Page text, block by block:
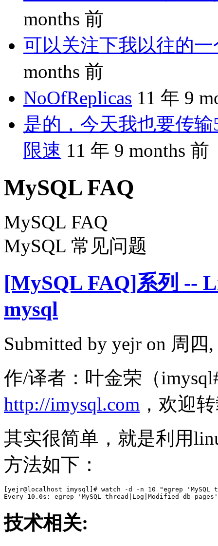
months 前
可以关注下我以往的
months 前
NoOfReplicas 11 年 9
是的，今天我也要传
限速 11 年 9 months 前
MySQL FAQ
MySQL FAQ
MySQL 常见问题
[MySQL FAQ]系列 --
mysql
Submitted by yejr on 周四,
作/译者：叶金荣（
http://imysql.com ，欢迎
其实很简单，就是利用
方法如下：
[yejr@localhost imysql]# watch -d -n 10 "egrep
技术相关: